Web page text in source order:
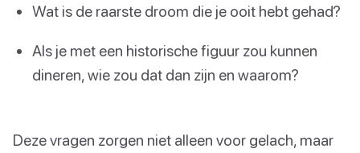
Wat is de raarste droom die je ooit hebt gehad?
Als je met een historische figuur zou kunnen
dineren, wie zou dat dan zijn en waarom?
Deze vragen zorgen niet alleen voor gelach, maar